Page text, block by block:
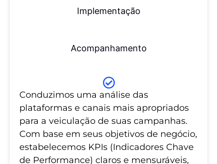
Implementação
Acompanhamento
Conduzimos uma análise das
plataformas e canais mais apropriados
para a veiculação de suas campanhas.
Com base em seus objetivos de negócio,
estabelecemos KPIs (Indicadores Chave
de Performance) claros e mensuráveis,